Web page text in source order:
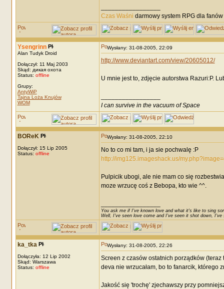
Czas Waśni darmowy system RPG dla
Ysengrinn
Alan Tudyk Droid
Dołączył: 11 Maj 2003
Skąd: дикая охота
Status: offline
Grupy:
AntyWiP
Tajna Loża Knujów
WOM
Wysłany: 31-08-2005, 22:09
http://www.deviantart.com/view/20605012/
U mnie jest to, zdjęcie autorstwa Razuri:P.
I can survive in the vacuum of Space
BOReK
Dołączył: 15 Lip 2005
Status: offline
Wysłany: 31-08-2005, 22:10
No to co mi tam, i ja sie pochwalę :P
http://img125.imageshack.us/
Pulpicik ubogi, ale nie mam co się
moze wrzucę coś z Bebopa, kto wie ^^.
You ask me if I've known love and what it's like to sing
Well, I've seen love come and I've seen it shot down, I've
ka_tka
Dołączyła: 12 Lip 2002
Skąd: Warszawa
Status: offline
Wysłany: 31-08-2005, 22:26
Screen z czasów ostatnich porządków
deva nie wrzucałam, bo to fanarcik, którego
Jakość się 'trochę' zjechawszy przy